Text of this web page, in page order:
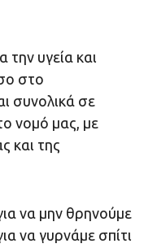
υγεία και
στο
συνολικά σε
νομό μας, με
και της
να μην θρηνούμε
να γυρνάμε σπίτι